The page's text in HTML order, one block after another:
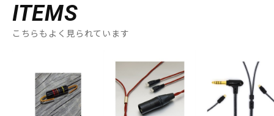
ITEMS
こちらもよく見られています